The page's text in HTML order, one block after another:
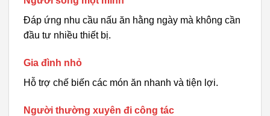
Đáp ứng nhu cầu nấu ăn hằng ngày mà không cần
đầu tư nhiều thiết bị.
Gia đình nhỏ
Hỗ trợ chế biến các món ăn nhanh và tiện lợi.
Người thường xuyên đi công tác